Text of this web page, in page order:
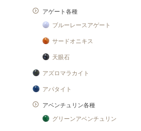
アゲート各種
ブルーレースアゲート
サードオニキス
天眼石
アズロマラカイト
アパタイト
アベンチュリン各種
グリーンアベンチュリン